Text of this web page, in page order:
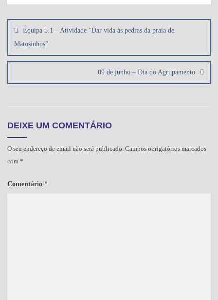
de
artigos
Equipa 5.1 – Atividade “Dar vida às pedras da praia de
Matosinhos”
09 de junho – Dia do Agrupamento
DEIXE UM COMENTÁRIO
O seu endereço de email não será publicado. Campos obrigatórios marcados
com *
Comentário *